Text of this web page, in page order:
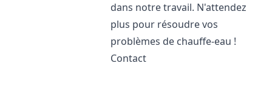
dans notre travail. N'attendez
plus pour résoudre vos
problèmes de chauffe-eau !
Contact